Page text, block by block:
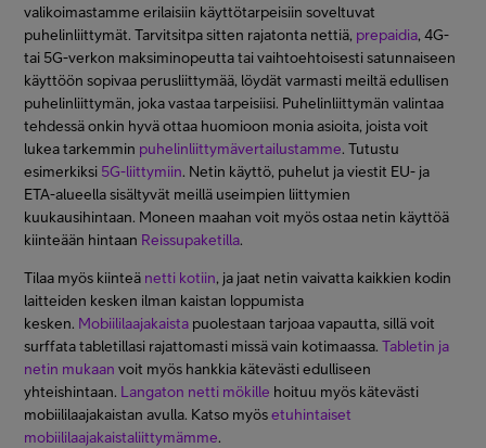
valikoimastamme erilaisiin käyttötarpeisiin soveltuvat
puhelinliittymät. Tarvitsitpa sitten rajatonta nettiä, prepaidia, 4G-
tai 5G-verkon maksiminopeutta tai vaihtoehtoisesti satunnaiseen
käyttöön sopivaa perusliittymää, löydät varmasti meiltä edullisen
puhelinliittymän, joka vastaa tarpeisiisi. Puhelinliittymän valintaa
tehdessä onkin hyvä ottaa huomioon monia asioita, joista voit
lukea tarkemmin puhelinliittymävertailustamme. Tutustu
esimerkiksi 5G-liittymiin. Netin käyttö, puhelut ja viestit EU- ja
ETA-alueella sisältyvät meillä useimpien liittymien
kuukausihintaan. Moneen maahan voit myös ostaa netin käyttöä
kiinteään hintaan Reissupaketilla.
Tilaa myös kiinteä netti kotiin, ja jaat netin vaivatta kaikkien kodin
laitteiden kesken ilman kaistan loppumista
kesken. Mobiililaajakaista puolestaan tarjoaa vapautta, sillä voit
surffata tabletillasi rajattomasti missä vain kotimaassa.Tabletin ja
netin mukaanvoit myös hankkia kätevästi edulliseen
yhteishintaan. Langaton netti mökille hoituu myös kätevästi
mobiililaajakaistan avulla. Katso myösetuhintaiset
mobiililaajakaistaliittymämme.